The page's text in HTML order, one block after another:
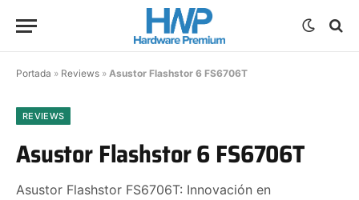
Portada » Reviews » Asustor Flashstor 6 FS6706T
REVIEWS
Asustor Flashstor 6 FS6706T
Asustor Flashstor FS6706T: Innovación en